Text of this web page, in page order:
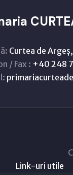
Curtea de
/ Fax : +40 248
Link-uri utile